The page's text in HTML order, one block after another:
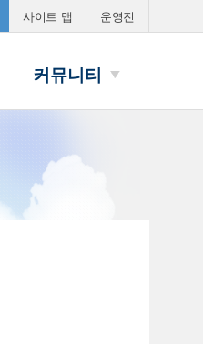
사이트 맵 운영진
커뮤니티